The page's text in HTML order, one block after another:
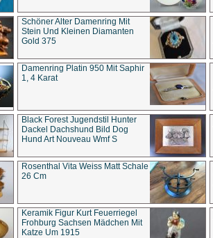
Schöner Alter Damenring Mit
Stein Und Kleinen Diamanten
Gold 375
Damenring Platin 950 Mit Saphir
1, 4 Karat
Black Forest Jugendstil Hunter
Dackel Dachshund Bild Dog
Hund Art Nouveau Wmf S
Rosenthal Vita Weiss Matt Schale
26 Cm
Keramik Figur Kurt Feuerriegel
Frohburg Sachsen Mädchen Mit
Katze Um 1915